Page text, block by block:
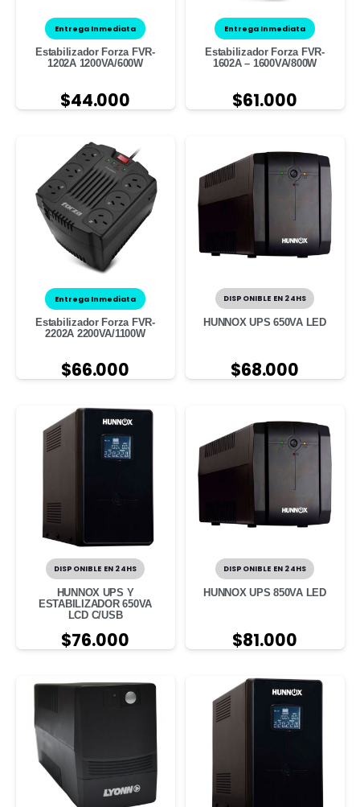
Entrega Inmediata
Estabilizador Forza FVR-
1202A 1200VA/600W
$44.000
Entrega Inmediata
Estabilizador Forza FVR-
1602A – 1600VA/800W
$61.000
Entrega Inmediata
Estabilizador Forza FVR-
2202A 2200VA/1100W
$66.000
DISPONIBLE EN 24HS
HUNNOX UPS 650VA LED
$68.000
DISPONIBLE EN 24HS
HUNNOX UPS Y
ESTABILIZADOR 650VA
LCD C/USB
$76.000
DISPONIBLE EN 24HS
HUNNOX UPS 850VA LED
$81.000